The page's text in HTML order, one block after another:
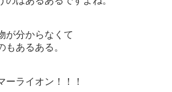
が分からなくて
もあるある。
ーライオン！！！